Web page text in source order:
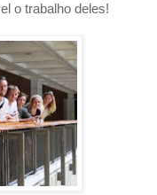
o trabalho deles!